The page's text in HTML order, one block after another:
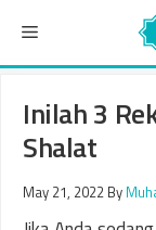
content
Menu
Inilah 3
Shalat
May 21, 2022 By